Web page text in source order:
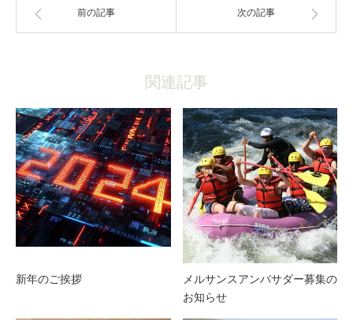
前の記事 次の記事
関連記事
新年のご挨拶
メルサンスアンバサダー募集の
お知らせ